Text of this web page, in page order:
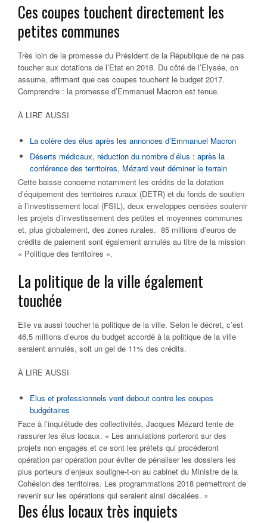
Ces coupes touchent directement les
petites communes
Très loin de la promesse du Président de la République de ne pas
toucher aux dotations de l’Etat en 2018. Du côté de l’Elysée, on
assume, affirmant que ces coupes touchent le budget 2017.
Comprendre : la promesse d’Emmanuel Macron est tenue.
À LIRE AUSSI
La colère des élus après les annonces d’Emmanuel Macron
Déserts médicaux, réduction du nombre d’élus : après la
conférence des territoires, Mézard veut déminer le terrain
Cette baisse concerne notamment les crédits de la dotation
d’équipement des territoires ruraux (DETR) et du fonds de soutien
à l’investissement local (FSIL), deux enveloppes censées soutenir
les projets d’investissement des petites et moyennes communes
et, plus globalement, des zones rurales. 85 millions d’euros de
crédits de paiement sont également annulés au titre de la mission
« Politique des territoires ».
La politique de la ville également
touchée
Elle va aussi toucher la politique de la ville. Selon le décret, c’est
46,5 millions d’euros du budget accordé à la politique de la ville
seraient annulés, soit un gel de 11% des crédits.
À LIRE AUSSI
Elus et professionnels vent debout contre les coupes
budgétaires
Face à l’inquiétude des collectivités, Jacques Mézard tente de
rassurer les élus locaux. « Les annulations porteront sur des
projets non engagés et ce sont les préfets qui procéderont
opération par opération pour éviter de pénaliser les dossiers les
plus porteurs d’enjeux souligne-t-on au cabinet du Ministre de la
Cohésion des territoires. Les programmations 2018 permettront de
revenir sur les opérations qui seraient ainsi décalées. »
Des élus locaux très inquiets